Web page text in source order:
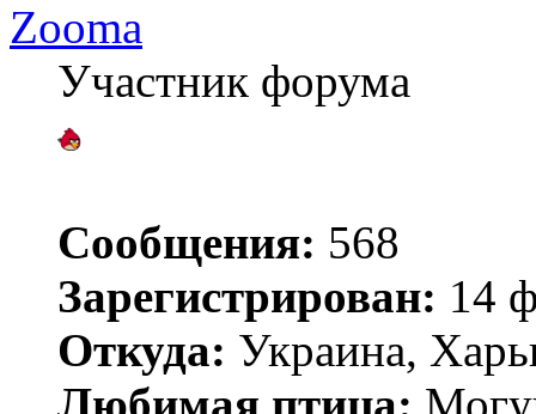
Zooma
Участник форума
Сообщения: 568
Зарегистрирован: 14
Откуда: Украина,